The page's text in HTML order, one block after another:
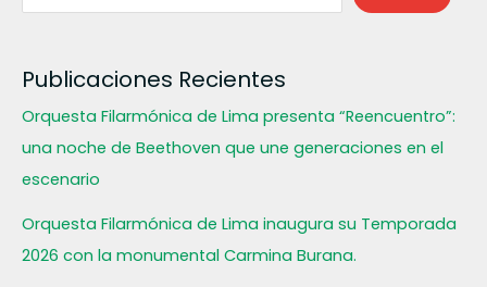
Publicaciones Recientes
Orquesta Filarmónica de Lima presenta “Reencuentro”:
una noche de Beethoven que une generaciones en el
escenario
Orquesta Filarmónica de Lima inaugura su Temporada
2026 con la monumental Carmina Burana.